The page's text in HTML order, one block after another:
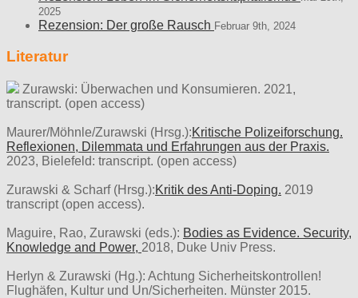
2025
Rezension: Der große Rausch Februar 9th, 2024
Literatur
Zurawski: Überwachen und Konsumieren. 2021,
transcript. (open access)
Maurer/Möhnle/Zurawski (Hrsg.):Kritische Polizeiforschung.
Reflexionen, Dilemmata und Erfahrungen aus der Praxis.
2023, Bielefeld: transcript. (open access)
Zurawski & Scharf (Hrsg.):Kritik des Anti-Doping. 2019
transcript (open access).
Maguire, Rao, Zurawski (eds.): Bodies as Evidence. Security,
Knowledge and Power, 2018, Duke Univ Press.
Herlyn & Zurawski (Hg.): Achtung Sicherheitskontrollen!
Flughäfen, Kultur und Un/Sicherheiten. Münster 2015.